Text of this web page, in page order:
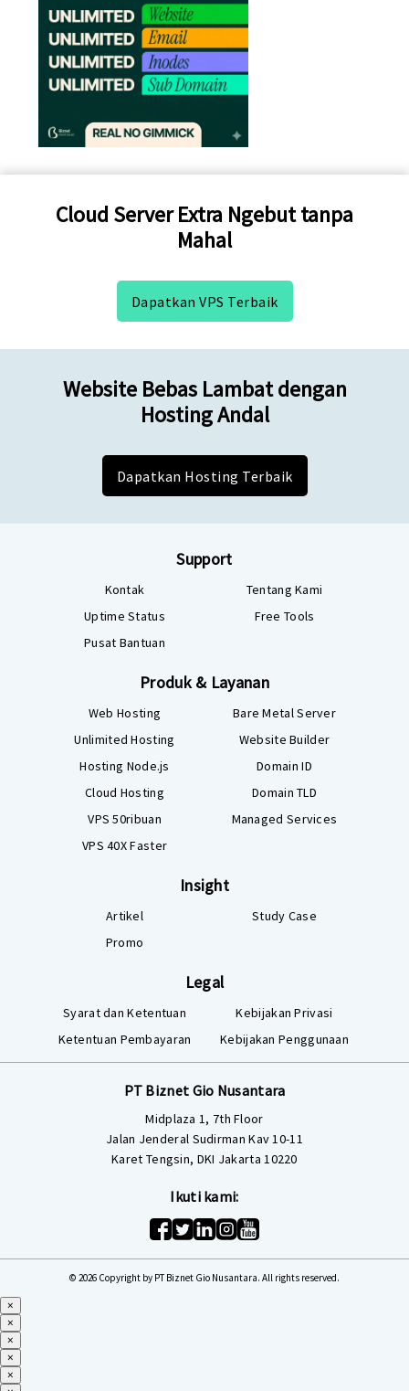
Cloud Server Extra Ngebut tanpa
Mahal
Dapatkan VPS Terbaik
Website Bebas Lambat dengan
Hosting Andal
Dapatkan Hosting Terbaik
PT Biznet Gio Nusantara
Midplaza 1, 7th Floor
Jalan Jenderal Sudirman Kav 10-11
Karet Tengsin, DKI Jakarta 10220
Support
Kontak
Uptime Status
Pusat Bantuan
Tentang Kami
Free Tools
Produk & Layanan
Web Hosting
Unlimited Hosting
Hosting Node.js
Cloud Hosting
VPS 50ribuan
VPS 40X Faster
Bare Metal Server
Website Builder
Domain ID
Domain TLD
Managed Services
Insight
Artikel
Promo
Study Case
Legal
Syarat dan Ketentuan
Ketentuan Pembayaran
Kebijakan Privasi
Kebijakan Penggunaan
Ikuti kami:
© 2026 Copyright by PT Biznet Gio Nusantara. All rights reserved.
×
×
×
×
×